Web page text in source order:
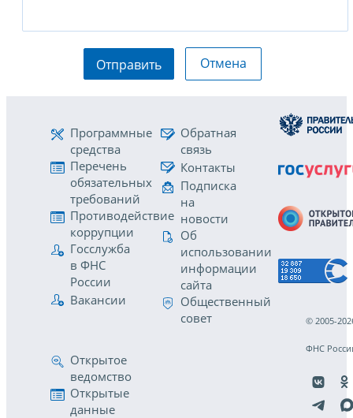
Отправить Отмена
Программные
средства
Перечень
обязательных
требований
Противодействие
коррупции
Госслужба
в ФНС
России
Вакансии
Обратная
связь
Контакты
Подписка
на
новости
Об
использовании
информации
сайта
Общественный
совет
Открытое
ведомство
Открытые
данные
© 2005-
ФНС